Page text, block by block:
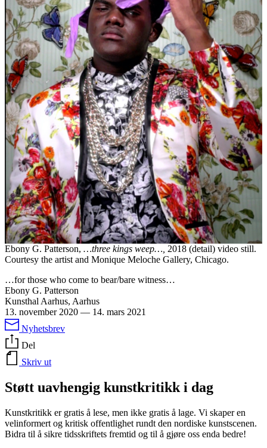
Ebony G. Patterson, …three kings weep…, 2018 (detail) video still.
Courtesy the artist and Monique Meloche Gallery, Chicago.
…for those who come to bear/bare witness…
Ebony G. Patterson
Kunsthal Aarhus, Aarhus
13. november 2020 — 14. mars 2021
Nyhetsbrev
Del
Skriv ut
Støtt uavhengig kunstkritikk i dag
Kunstkritikk er gratis å lese, men ikke gratis å lage. Vi skaper en
velinformert og kritisk offentlighet rundt den nordiske kunstscenen.
Bidra til å sikre tidsskriftets fremtid og til å gjøre oss enda bedre!